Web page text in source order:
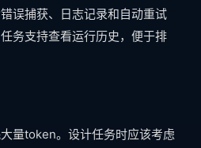
误捕获、日志记录和自动重试
务支持查看运行历史，便于排
量token。设计任务时应该考虑